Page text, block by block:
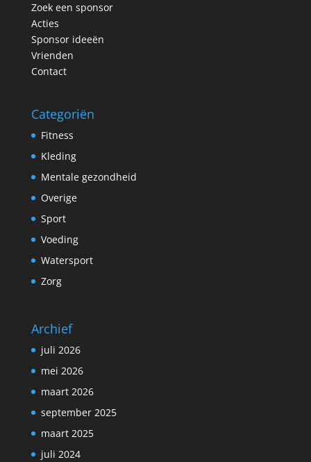
Zoek een sponsor
Acties
Sponsor ideeën
Vrienden
Contact
Categoriën
Fitness
Kleding
Mentale gezondheid
Overige
Sport
Voeding
Watersport
Zorg
Archief
juli 2026
mei 2026
maart 2026
september 2025
maart 2025
juli 2024